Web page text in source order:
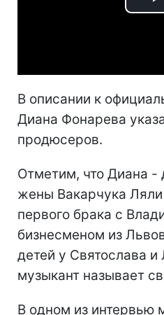
В описании к
Диана Фонарева
продюсеров.
Отметим, что Диана -
жены Вакарчука
первого брака с
бизнесменом из
детей у Святослава
музыкант называет
В одном из интервью